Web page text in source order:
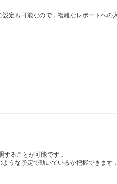
定も可能なので，複雑なレポートへの
ることが可能です．
うな予定で動いているか把握できます